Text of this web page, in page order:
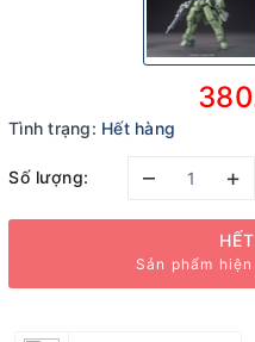
Tình trạng: Hết hàng
Số lượng: – +
Sản phẩm